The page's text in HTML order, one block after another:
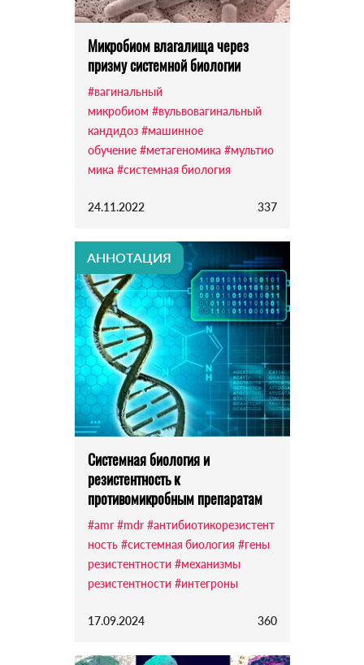
Микробиом влагалища через
призму системной биологии
#вагинальный
микробиом #вульвовагинальный
кандидоз #машинное
обучение #метагеномика #мультио
мика #системная биология
24.11.2022 337
АННОТАЦИЯ
Системная биология и
резистентность к
противомикробным препаратам
#amr #mdr #антибиотикорезистент
ность #системная биология #гены
резистентности #механизмы
резистентности #интегроны
17.09.2024 360